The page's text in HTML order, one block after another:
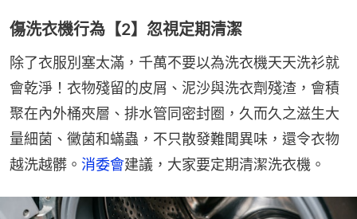
傷洗衣機行為【2】忽視定期清潔
除了衣服別塞太滿，千萬不要以為洗衣機天天洗衫就
會乾淨！衣物殘留的皮屑、泥沙與洗衣劑殘渣，會積
聚在內外桶夾層、排水管同密封圈，久而久之滋生大
量細菌、黴菌和蟎蟲，不只散發難聞異味，還令衣物
越洗越髒。 消委會建議，大家要定期清潔洗衣機。